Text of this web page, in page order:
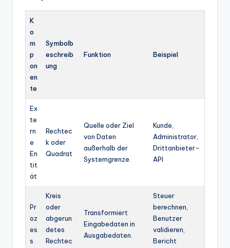
K
o
m
p
on
en
te
Symbolb
eschreib
ung
Funktion Beispiel
Ex
te
rn
e
En
tit
ät
Rechtec
k oder
Quadrat
Quelle oder Ziel
von Daten
außerhalb der
Systemgrenze.
Kunde,
Administrator,
Drittanbieter-
API
Pr
oz
es
s
Kreis
oder
abgerun
detes
Rechtec
Transformiert
Eingabedaten in
Ausgabedaten.
Steuer
berechnen,
Benutzer
validieren,
Bericht